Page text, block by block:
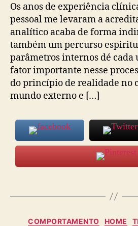
Os anos de experiência
pessoal me levaram a
analítico acaba de forma
também um percurso
parâmetros internos dé cada
fator importante nesse
do princípio de realidade no
mundo externo e […]
COMPORTAMENTO HOME